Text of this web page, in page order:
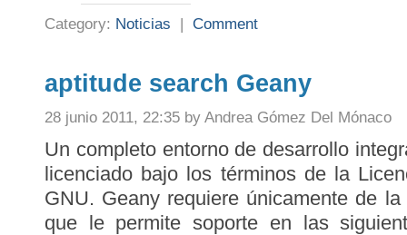
Category: Noticias | Comment
aptitude search Geany
28 junio 2011, 22:35 by Andrea Gómez Del Mónaco
Un completo entorno de desarrollo
licenciado bajo los términos de la
GNU. Geany requiere únicamente de
que le permite soporte en las